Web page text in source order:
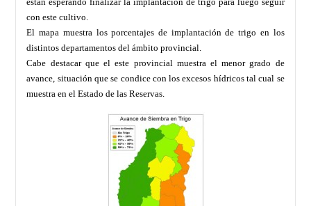
con este cultivo.
El mapa muestra los porcentajes de implantación de trigo en los
distintos departamentos del ámbito provincial.
Cabe destacar que el este provincial muestra el menor grado de
avance, situación que se condice con los excesos hídricos tal cual se
muestra en el Estado de las Reservas.